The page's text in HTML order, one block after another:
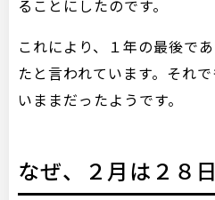
ることにしたのです。
これにより、１年の最後で
たと言われています。それ
いままだったようです。
なぜ、２月は２８